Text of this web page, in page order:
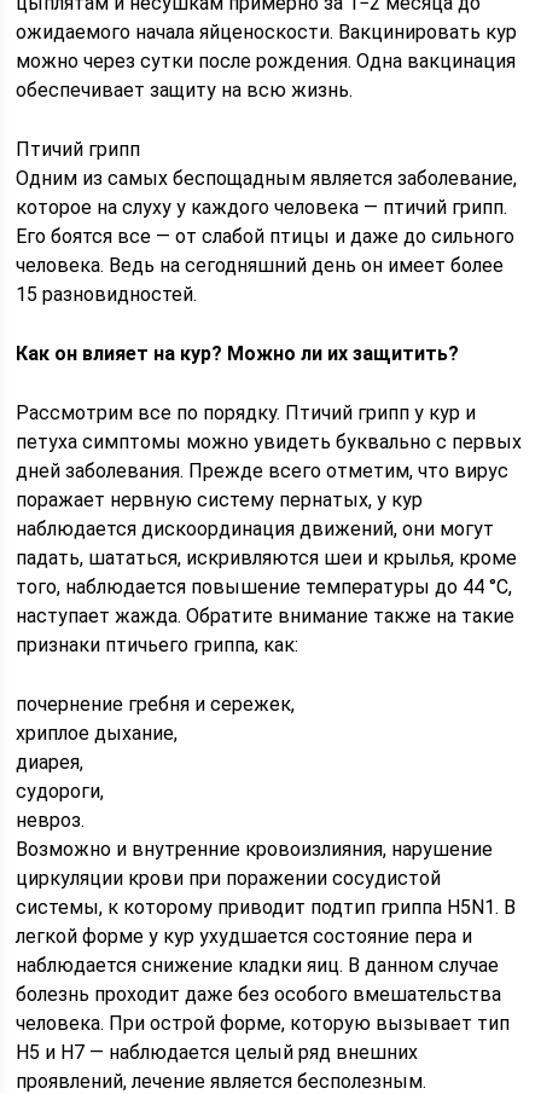
ожидаемого начала яйценоскости. Вакцинировать кур
можно через сутки после рождения. Одна вакцинация
обеспечивает защиту на всю жизнь.
Птичий грипп
Одним из самых беспощадным является заболевание,
которое на слуху у каждого человека — птичий грипп.
Его боятся все — от слабой птицы и даже до сильного
человека. Ведь на сегодняшний день он имеет более
15 разновидностей.
Как он влияет на кур? Можно ли их защитить?
Рассмотрим все по порядку. Птичий грипп у кур и
петуха симптомы можно увидеть буквально с первых
дней заболевания. Прежде всего отметим, что вирус
поражает нервную систему пернатых, у кур
наблюдается дискоординация движений, они могут
падать, шататься, искривляются шеи и крылья, кроме
того, наблюдается повышение температуры до 44 °C,
наступает жажда. Обратите внимание также на такие
признаки птичьего гриппа, как:
почернение гребня и сережек,
хриплое дыхание,
диарея,
судороги,
невроз.
Возможно и внутренние кровоизлияния, нарушение
циркуляции крови при поражении сосудистой
системы, к которому приводит подтип гриппа Н5N1. В
легкой форме у кур ухудшается состояние пера и
наблюдается снижение кладки яиц. В данном случае
болезнь проходит даже без особого вмешательства
человека. При острой форме, которую вызывает тип
Н5 и Н7 — наблюдается целый ряд внешних
проявлений, лечение является бесполезным.